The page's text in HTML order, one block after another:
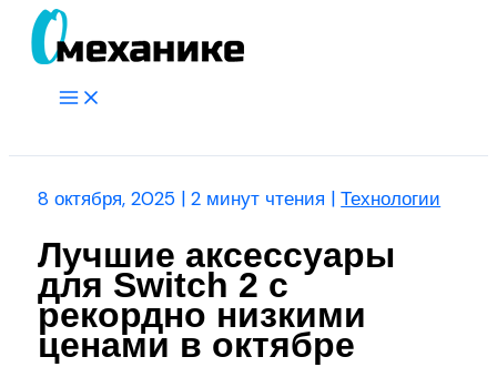
Перейти
Main
8 октября, 2025 |2 минут чтения |Технологии
Лучшие аксессуары
для Switch 2 с
рекордно низкими
ценами в октябре